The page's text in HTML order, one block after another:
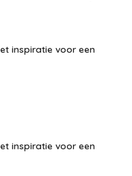
inspiratie voor een
inspiratie voor een